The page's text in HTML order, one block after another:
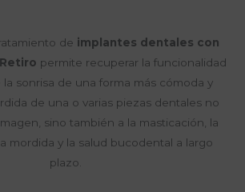
de implantes dentales con
permite recuperar la funcionalidad
sonrisa de una forma más cómoda y
de una o varias piezas dentales no
sino también a la masticación, la
mordida y la salud bucodental a largo
plazo.